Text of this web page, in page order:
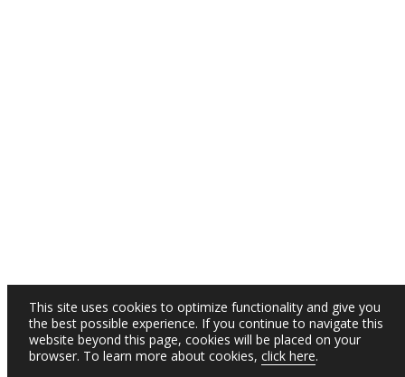
This site uses cookies to optimize functionality and give you
the best possible experience. If you continue to navigate this
website beyond this page, cookies will be placed on your
browser. To learn more about cookies, click here.